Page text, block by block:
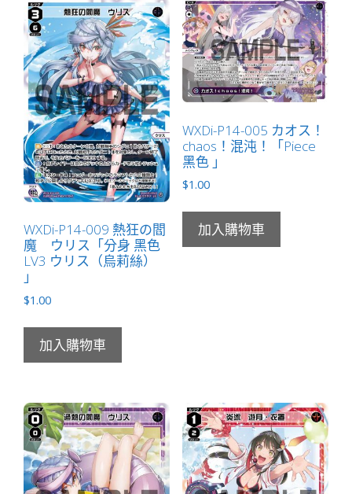
ネ
「精
靈
紅
色
LV1
奏
械：
電
機
無
LB」
數
量
WXDi-P14-009 熱狂の閻
魔 ウリス「分身 黑色
LV3 ウリス（烏莉絲）
」
$1.00
加入購物車
WXDi-P14-005 カオス！
chaos！混沌！「Piece
黑色 」
$1.00
加入購物車